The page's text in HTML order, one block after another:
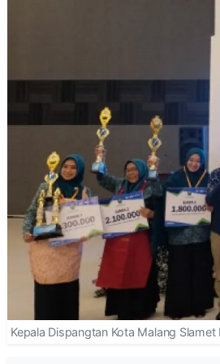
Kepala Dispangtan Kota Malang